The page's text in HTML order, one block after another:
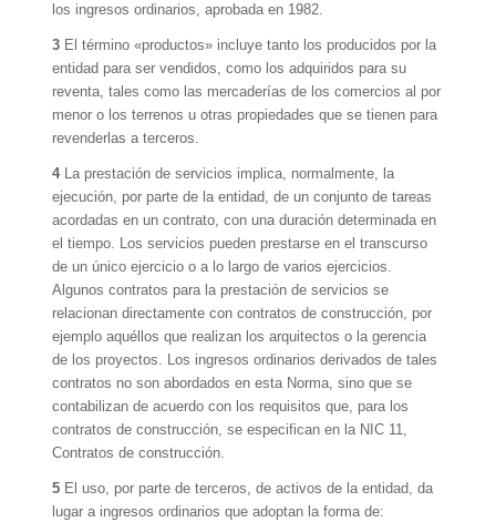
los ingresos ordinarios, aprobada en 1982.
3 El término «productos» incluye tanto los producidos por la
entidad para ser vendidos, como los adquiridos para su
reventa, tales como las mercaderías de los comercios al por
menor o los terrenos u otras propiedades que se tienen para
revenderlas a terceros.
4La prestación de servicios implica, normalmente, la
ejecución, por parte de la entidad, de un conjunto de tareas
acordadas en un contrato, con una duración determinada en
el tiempo. Los servicios pueden prestarse en el transcurso
de un único ejercicio o a lo largo de varios ejercicios.
Algunos contratos para la prestación de servicios se
relacionan directamente con contratos de construcción, por
ejemplo aquéllos que realizan los arquitectos o la gerencia
de los proyectos. Los ingresos ordinarios derivados de tales
contratos no son abordados en esta Norma, sino que se
contabilizan de acuerdo con los requisitos que, para los
contratos de construcción, se especifican en la NIC 11,
Contratos de construcción.
5 El uso, por parte de terceros, de activos de la entidad, da
lugar a ingresos ordinarios que adoptan la forma de: